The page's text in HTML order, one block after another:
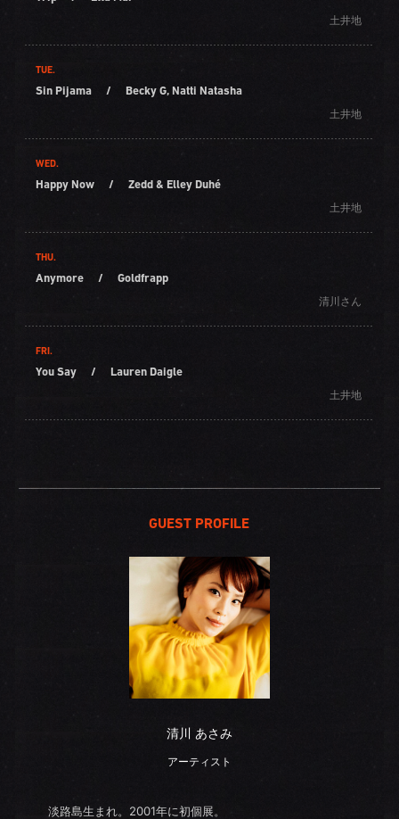
土井地
TUE.
Sin Pijama / Becky G, Natti Natasha
土井地
WED.
Happy Now / Zedd & Elley Duhé
土井地
THU.
Anymore / Goldfrapp
清川さん
FRI.
You Say / Lauren Daigle
土井地
GUEST PROFILE
清川 あさみ
アーティスト
淡路島生まれ。2001年に初個展。